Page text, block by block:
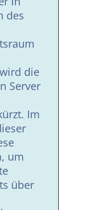
des
die
Server
Im
um
über